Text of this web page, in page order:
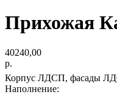
Прихожая
40240,00
р.
Корпус ЛДСП, фасады
Наполнение: